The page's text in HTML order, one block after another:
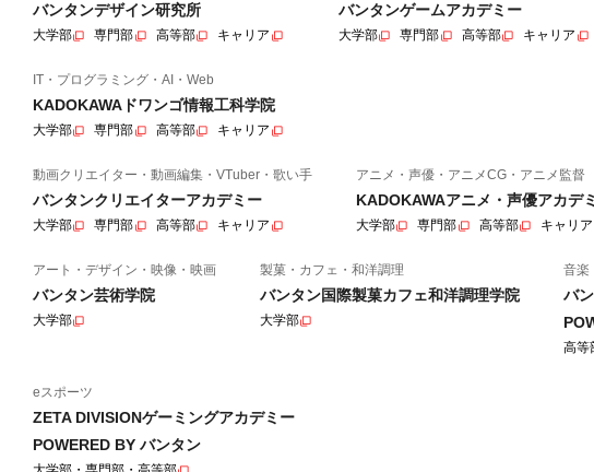
バンタンデザイン研究所
大学部 専門部 高等部 キャリア
バンタンゲームアカデミー
大学部 専門部 高等部 キャリア
IT・プログラミング・AI・Web
KADOKAWAドワンゴ情報工科学院
大学部 専門部 高等部 キャリア
動画クリエイター・動画編集・VTuber・歌い手
バンタンクリエイターアカデミー
大学部 専門部 高等部 キャリア
アニメ・声優・アニメCG・アニメ監督
KADOKAWAアニメ・声優アカデ
大学部 専門部 高等部 キャリア
アート・デザイン・映像・映画
バンタン芸術学院
大学部
製菓・カフェ・和洋調理
バンタン国際製菓カフェ和洋調理学院
大学部
音楽
バ
高等
eスポーツ
ZETA DIVISIONゲーミングアカデミー
POWERED BY バンタン